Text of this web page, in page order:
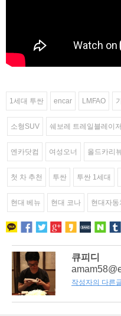
1세대 투싼 encar LMFAO
소형SUV 쉐보레 트레일블레이저
엔카닷컴 여성오너 올드카리
첫 차 추천 투싼 투싼 1세대
현대 베뉴 현대 코나 현대자동
큐피디
작성자의 다른